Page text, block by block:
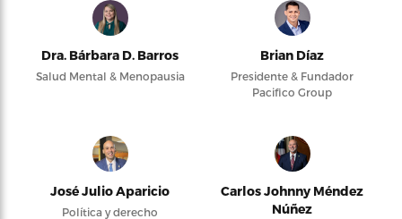
Dra. Bárbara D. Barros
Salud Mental & Menopausia
Brian Díaz
Presidente & Fundador
Pacifico Group
José Julio Aparicio
Política y derecho
Carlos Johnny Méndez
Núñez